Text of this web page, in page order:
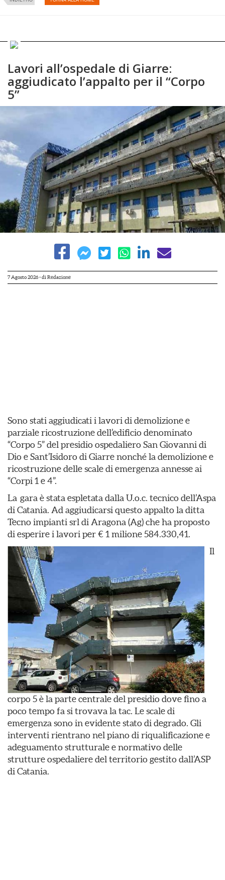
Lavori all’ospedale di Giarre:
aggiudicato l’appalto per il “Corpo
5”
7 Agosto 2026- di Redazione
Sono stati aggiudicati i lavori di demolizione e
parziale ricostruzione dell’edificio denominato
“Corpo 5” del presidio ospedaliero San Giovanni di
Dio e Sant’Isidoro di Giarre nonché la demolizione e
ricostruzione delle scale di emergenza annesse ai
“Corpi 1 e 4”.
La gara è stata espletata dalla U.o.c. tecnico dell’Aspa
di Catania. Ad aggiudicarsi questo appalto la ditta
Tecno impianti srl di Aragona (Ag) che ha proposto
di esperire i lavori per € 1 milione 584.330,41.
Il
corpo 5 è la parte centrale del presidio dove fino a
poco tempo fa si trovava la tac. Le scale di
emergenza sono in evidente stato di degrado. Gli
interventi rientrano nel piano di riqualificazione e
adeguamento strutturale e normativo delle
strutture ospedaliere del territorio gestito dall’ASP
di Catania.